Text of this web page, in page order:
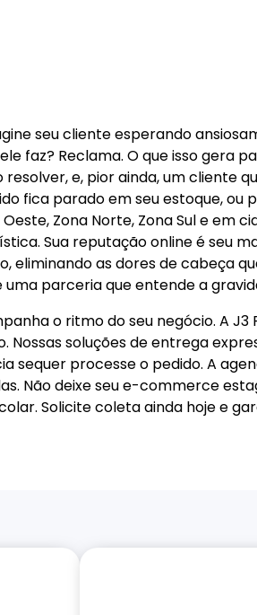
seu cliente esperando
faz? Reclama. O que isso gera
e, pior ainda, um cliente
fica parado em seu estoque, ou
Zona Norte, Zona Sul e em
Sua reputação online é seu
eliminando as dores de cabeça
parceria que entende a
o ritmo do seu negócio. A J3
soluções de entrega
sequer processe o pedido. A
Não deixe seu e-commerce
Solicite coleta ainda hoje e